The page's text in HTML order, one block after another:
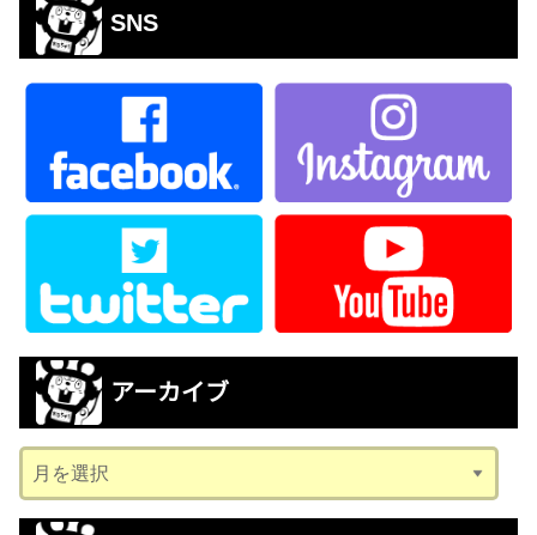
SNS
アーカイブ
ー
カ